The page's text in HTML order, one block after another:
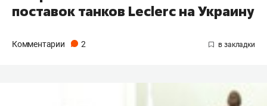
поставок танков Leclerc на Украину
Комментарии 2